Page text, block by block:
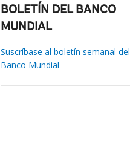
BOLETÍN DEL BANCO
MUNDIAL
Suscríbase al boletín semanal del
Banco Mundial